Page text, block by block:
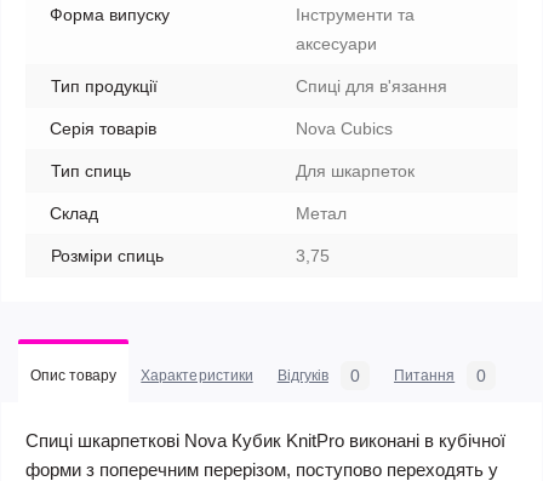
Форма випуску
Інструменти та
аксесуари
Тип продукції Спиці для в'язання
Серія товарів Nova Cubics
Тип спиць Для шкарпеток
Склад Метал
Розміри спиць 3,75
Опис товару Характеристики Відгуків 0 Питання 0
Спиці шкарпеткові Nova Кубик KnitPro виконані в кубічної
форми з поперечним перерізом, поступово переходять у